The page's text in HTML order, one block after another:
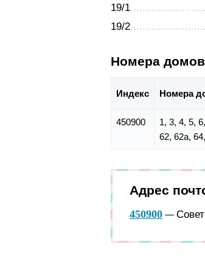
19/1
19/2
Номера
Индекс Номера
450900
1, 3, 4, 5,
62, 62а,
Адрес
450900 —